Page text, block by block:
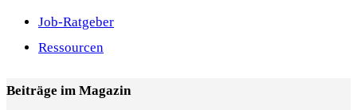
Job-Ratgeber
Ressourcen
Beiträge im Magazin